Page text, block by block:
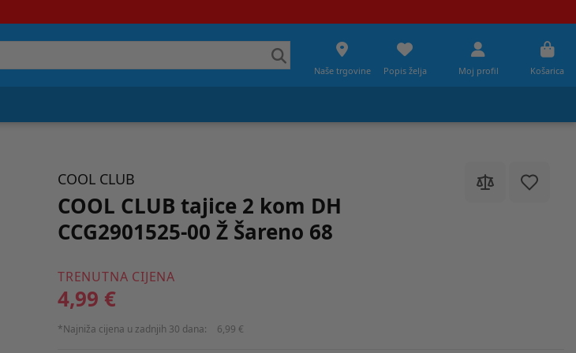
Naše trgovine Popis želja Moj profil Košarica
COOL CLUB
COOL CLUB tajice 2 kom DH
CCG2901525-00 Ž Šareno 68
TRENUTNA CIJENA
4,99 €
*Najniža cijena u zadnjih 30 dana: 6,99 €